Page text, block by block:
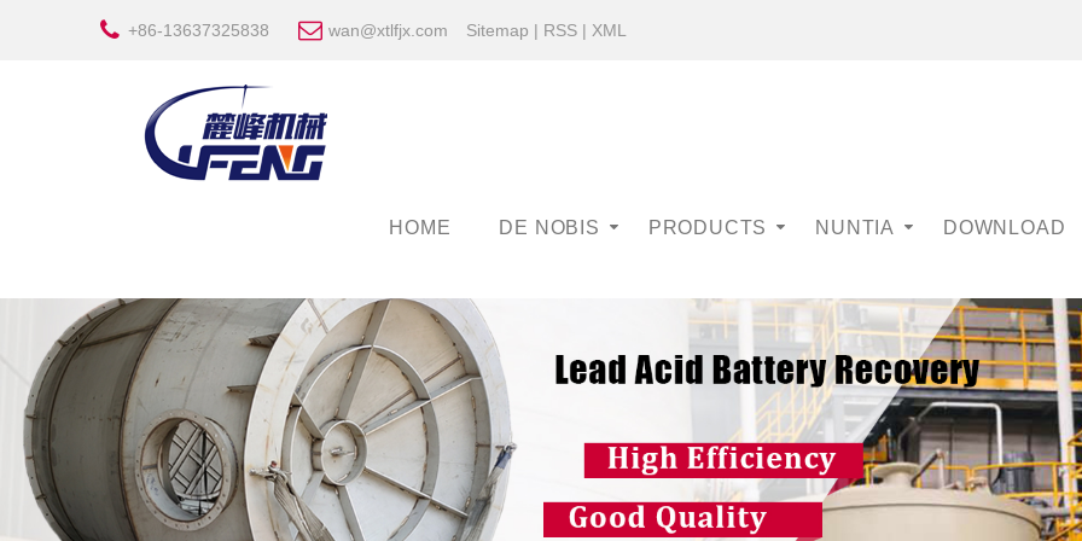
+86-13637325838 wan@xtlfjx.com Sitemap | RSS | XML
HOME DE NOBIS PRODUCTS NUNTIA DOWNLOAD